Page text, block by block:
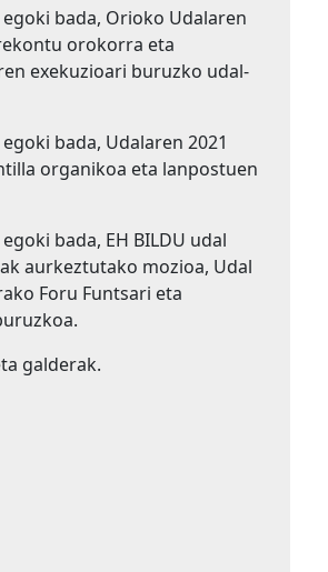
bada, Orioko Udalaren
orokorra eta
exekuzioari buruzko udal-
bada, Udalaren 2021
organikoa eta lanpostuen
bada, EH BILDU udal
aurkeztutako mozioa, Udal
Foru Funtsari eta
galderak.